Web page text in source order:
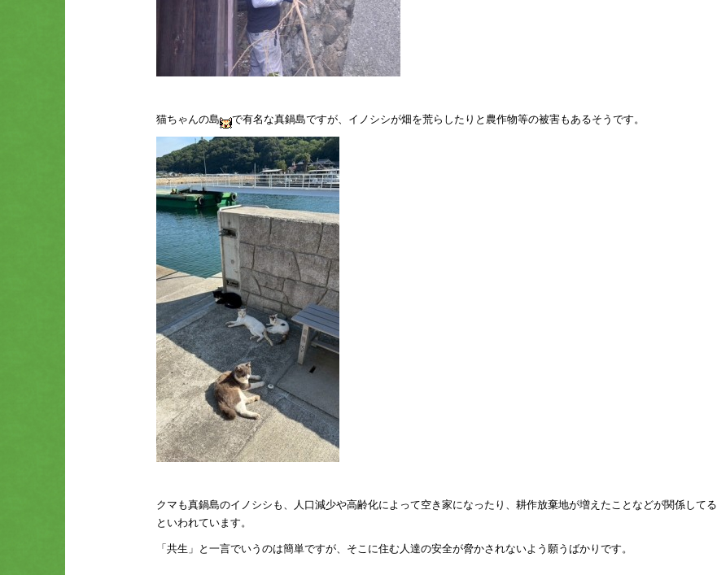
猫ちゃんの島 で有名な真鍋島ですが、イノシシが畑を荒らしたりと農作物等の被害もあるそうです。
クマも真鍋島のイノシシも、人口減少や高齢化によって空き家になったり、耕作放棄地が増えたことなどが関係してる
といわれています。
「共生」と一言でいうのは簡単ですが、そこに住む人達の安全が脅かされないよう願うばかりです。